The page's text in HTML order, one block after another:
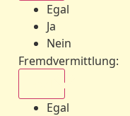
Egal
Ja
Nein
Fremdvermittlung:
Egal